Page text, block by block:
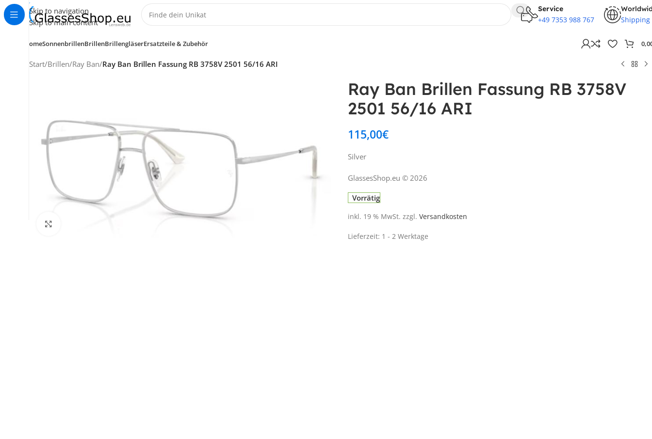
Skip to navigation
Skip to main content
KUNDENSERVICE
HELP CENTER
+49 (0) 7353 988 767
service@glassesshop.eu
Service
+49 7353 988 767 Shipping
HomeSonnenbrillenBrillenBrillengläserErsatzteile & Zubehör
Start/Brillen/Ray Ban/Ray Ban Brillen Fassung RB 3758V 2501 56/16 ARI
Ray Ban Brillen Fassung RB 3758V
2501 56/16 ARI
115,00€
Silver
GlassesShop.eu © 2026
Vorrätig
inkl. 19 % MwSt. zzgl. Versandkosten
Lieferzeit: 1 - 2 Werktage